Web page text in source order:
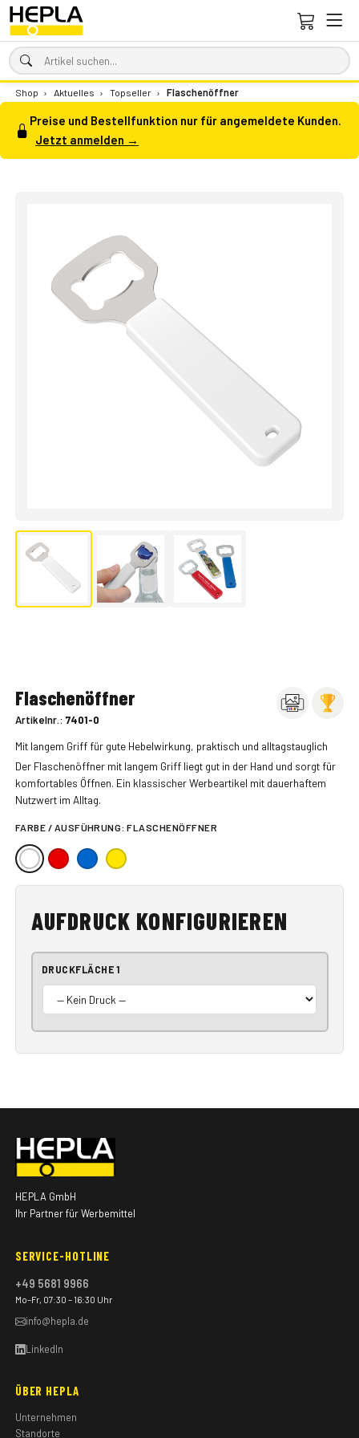
Shop › Aktuelles › Topseller › Flaschenöffner
Preise und Bestellfunktion nur für angemeldete Kunden.
Jetzt anmelden →
Flaschenöffner
Artikelnr.: 7401-0
Mit langem Griff für gute Hebelwirkung, praktisch und alltagstauglich
Der Flaschenöffner mit langem Griff liegt gut in der Hand und sorgt für
komfortables Öffnen. Ein klassischer Werbeartikel mit dauerhaftem
Nutzwert im Alltag.
FARBE / AUSFÜHRUNG:FLASCHENÖFFNER
AUFDRUCK KONFIGURIEREN
DRUCKFLÄCHE 1
HEPLA GmbH
Ihr Partner für Werbemittel
SERVICE-HOTLINE
+49 5681 9966
Mo–Fr, 07:30 – 16:30 Uhr
info@hepla.de
LinkedIn
ÜBER HEPLA
Unternehmen
Standorte